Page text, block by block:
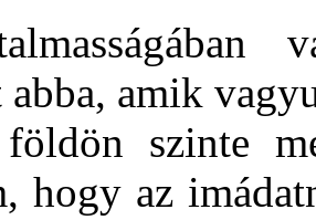
abba, amik
szinte
hogy az